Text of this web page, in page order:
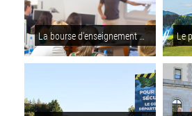
La bourse d'enseignement supérieur